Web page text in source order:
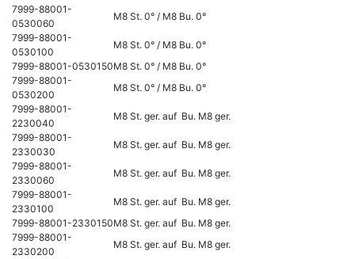
7999-88001-
0530060
M8 St. 0° / M8 Bu. 0°
7999-88001-
0530100
M8 St. 0° / M8 Bu. 0°
7999-88001-0530150M8 St. 0° / M8 Bu. 0°
7999-88001-
0530200
M8 St. 0° / M8 Bu. 0°
7999-88001-
2230040
M8 St. ger. auf Bu. M8 ger.
7999-88001-
2330030
M8 St. ger. auf Bu. M8 ger.
7999-88001-
2330060
M8 St. ger. auf Bu. M8 ger.
7999-88001-
2330100
M8 St. ger. auf Bu. M8 ger.
7999-88001-2330150M8 St. ger. auf Bu. M8 ger.
7999-88001-
2330200
M8 St. ger. auf Bu. M8 ger.